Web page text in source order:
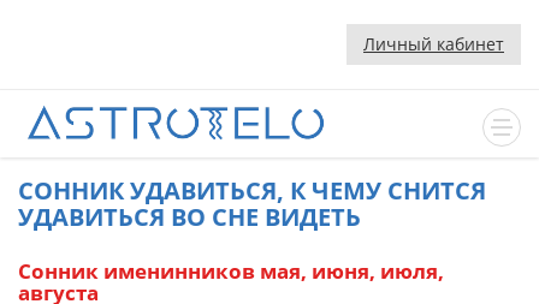
Личный кабинет
CОННИК УДАВИТЬСЯ, К ЧЕМУ СНИТСЯ
УДАВИТЬСЯ ВО СНЕ ВИДЕТЬ
Сонник именинников мая, июня, июля,
августа